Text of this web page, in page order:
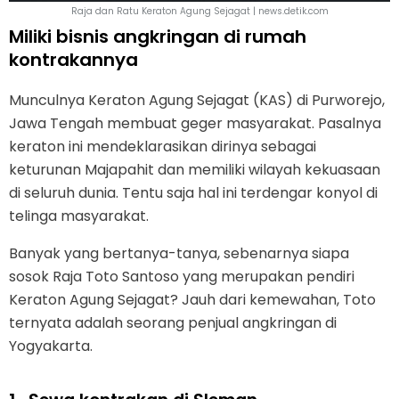
Raja dan Ratu Keraton Agung Sejagat | news.detik.com
Miliki bisnis angkringan di rumah
kontrakannya
Munculnya Keraton Agung Sejagat (KAS) di Purworejo,
Jawa Tengah membuat geger masyarakat. Pasalnya
keraton ini mendeklarasikan dirinya sebagai
keturunan Majapahit dan memiliki wilayah kekuasaan
di seluruh dunia. Tentu saja hal ini terdengar konyol di
telinga masyarakat.
Banyak yang bertanya-tanya, sebenarnya siapa
sosok Raja Toto Santoso yang merupakan pendiri
Keraton Agung Sejagat? Jauh dari kemewahan, Toto
ternyata adalah seorang penjual angkringan di
Yogyakarta.